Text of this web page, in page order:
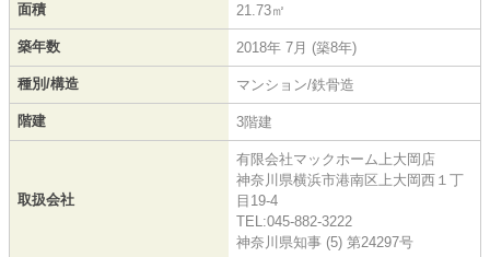
面積 21.73㎡
築年数 2018年 7月 (築8年)
種別/構造 マンション/鉄骨造
階建 3階建
取扱会社
有限会社マックホーム上大岡店
神奈川県横浜市港南区上大岡西１丁
目19-4
TEL:045-882-3222
神奈川県知事 (5) 第24297号